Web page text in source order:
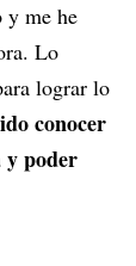
y me he
Lo
lograr lo
conocer
y poder